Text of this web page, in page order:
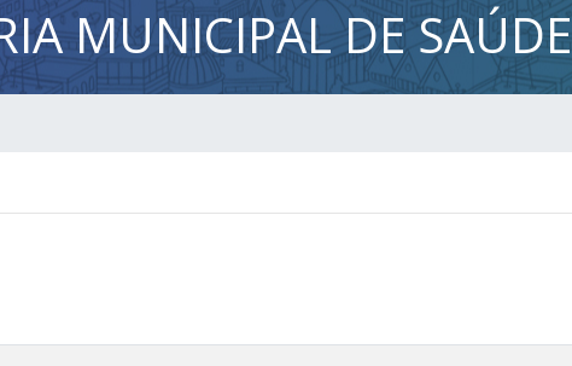
MUNICIPAL DE SAÚDE